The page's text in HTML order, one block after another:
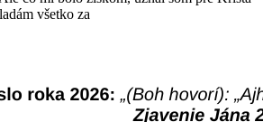
všetko za